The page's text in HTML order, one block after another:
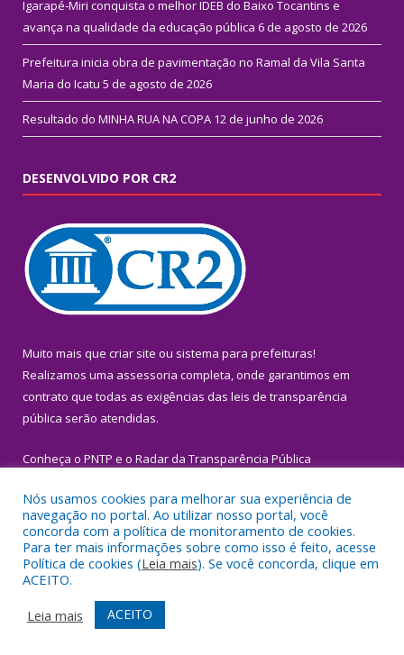
Igarapé-Miri conquista o melhor IDEB do Baixo Tocantins e
avança na qualidade da educação pública 6 de agosto de 2026
Prefeitura inicia obra de pavimentação no Ramal da Vila Santa
Maria do Icatu 5 de agosto de 2026
Resultado do MINHA RUA NA COPA 12 de junho de 2026
DESENVOLVIDO POR CR2
Muito mais que criar site ou sistema para prefeituras!
Realizamos uma assessoria completa, onde garantimos em
contrato que todas as exigências das leis de transparência
pública serão atendidas.
Conheça o PNTP e o Radar da Transparência Pública
Todos os direitos reservados a Prefeitura Municipal de Igarapé-
Miri.
Mapa do Site
Acessar Área Administrativa
Acessar Webmail
Nós usamos cookies para melhorar sua experiência de
navegação no portal. Ao utilizar nosso portal, você
concorda com a política de monitoramento de cookies.
Para ter mais informações sobre como isso é feito, acesse
Política de cookies (Leia mais). Se você concorda, clique em
ACEITO.
Leia mais
ACEITO